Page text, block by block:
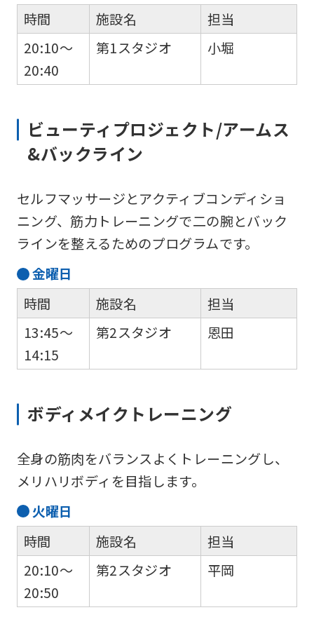
時間
20:10～
20:40
施設名
第1スタジオ
担当
小堀
ビューティプロジェクト/アームス
&バックライン
セルフマッサージとアクティブコンディショ
ニング、筋力トレーニングで二の腕とバック
ラインを整えるためのプログラムです。
金曜日
時間
13:45～
14:15
施設名
第2スタジオ
担当
恩田
ボディメイクトレーニング
全身の筋肉をバランスよくトレーニングし、
メリハリボディを目指します。
火曜日
時間
20:10～
20:50
施設名
第2スタジオ
担当
平岡
For
foreigners
official
website
is
translated
into
English.
below
automatic
translation)
to
the
top